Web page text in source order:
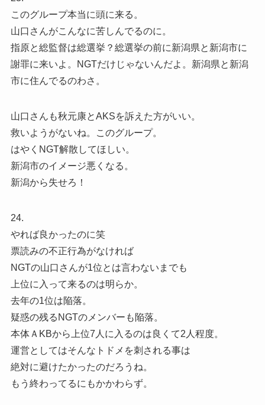
このグループ本当に頭に来る。
山口さんがこんなに苦しんでるのに。
指原と総監督は総選挙？総選挙の前に新潟県と新潟市に
謝罪に来いよ。NGTだけじゃないんだよ。新潟県と新潟
市に住んでるのわさ。
山口さんも秋元康とAKSを訴えた方がいい。
救いようがないね。このグループ。
はやくNGT解散してほしい。
新潟市のイメージ悪くなる。
新潟から失せろ！
24.
やれば良かったのに笑
票読みの不正行為がなければ
NGTの山口さんが1位とは言わないまでも
上位に入って来るのは明らか。
去年の1位は陥落。
疑惑の残るNGTのメンバーも陥落。
本体ＡKBから上位7人に入るのは良くて2人程度。
運営としてはそんなトドメを刺される事は
絶対に避けたかったのだろうね。
もう終わってるにもかかわらず。